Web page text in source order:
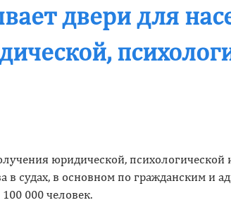
двери для
юридической,
судах, в основном по гражданским и
000 человек.